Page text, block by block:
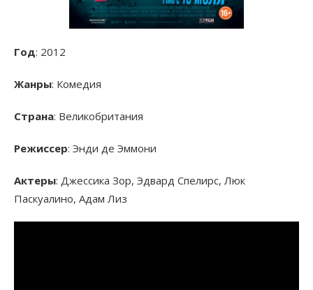
Год: 2012
Жанры: Комедия
Страна: Великобритания
Режиссер: Энди де Эммони
Актеры: Джессика Зор, Эдвард Спелирс, Люк
Паскуалино, Адам Лиз